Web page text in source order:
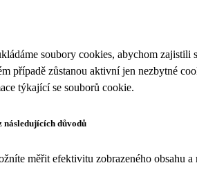
soubory cookies, abychom
případě zůstanou aktivní jen nezbytné
týkající se souborů cookie.
následujících důvodů
měřit efektivitu zobrazeného obsahu